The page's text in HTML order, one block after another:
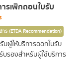
รเพิกถอนใบรับ
าร (ETDA Recommendation)
บผู้ให้บริการออกใบรับ
รองสำหรับผู้ใช้บริการ